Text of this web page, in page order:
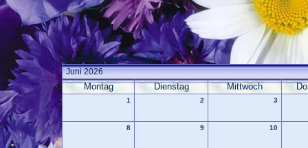
Forum Übersicht» Kalender
Juni 2026
Montag Dienstag Mittwoch
1 2 3
8 9 10